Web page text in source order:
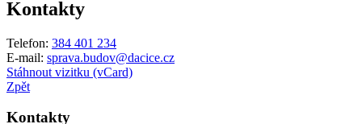
Kontakty
Telefon: 384 401 234
E-mail: sprava.budov@dacice.cz
Stáhnout vizitku (vCard)
Zpět
Kontakty